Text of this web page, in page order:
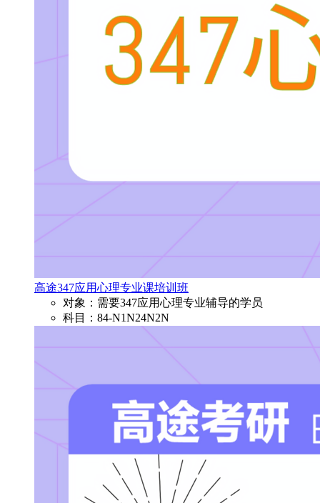
高途347应用心理专业课培训班
对象：需要347应用心理专业辅导的学员
科目：84-N1N24N2N